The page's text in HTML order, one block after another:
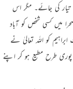
کی جائے۔ مگر اس
میں کسی شخص کو آباد
کو اللہ تعالیٰ نے
طرح مطیع ہو کر اپنے